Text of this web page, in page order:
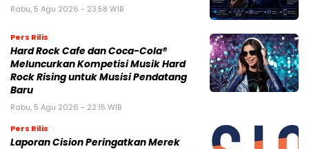
Rabu, 5 Agu 2026 - 23:58 WIB
Pers Rilis
Hard Rock Cafe dan Coca-Cola®
Meluncurkan Kompetisi Musik Hard
Rock Rising untuk Musisi Pendatang
Baru
Rabu, 5 Agu 2026 - 22:15 WIB
Pers Rilis
Laporan Cision Peringatkan Merek